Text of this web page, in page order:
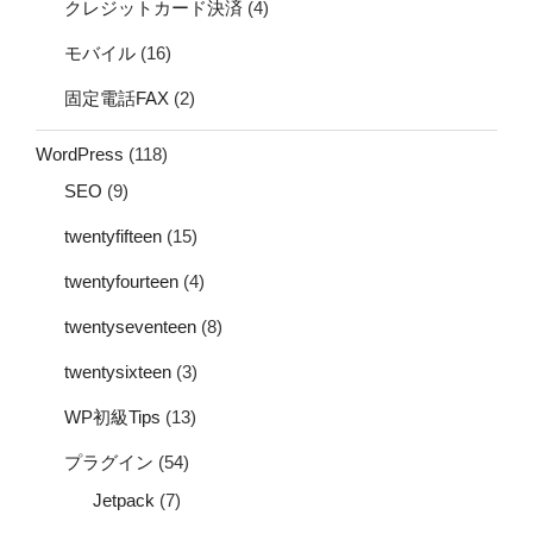
クレジットカード決済 (4)
モバイル (16)
固定電話FAX (2)
WordPress (118)
SEO (9)
twentyfifteen (15)
twentyfourteen (4)
twentyseventeen (8)
twentysixteen (3)
WP初級Tips (13)
プラグイン (54)
Jetpack (7)